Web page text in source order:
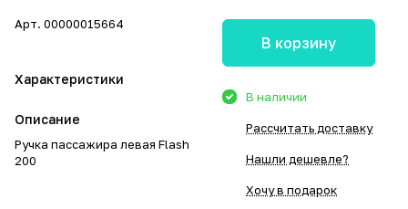
Арт. 00000015664
Характеристики
Описание
Ручка пассажира левая Flash
200
В корзину
В наличии
Рассчитать доставку
Нашли дешевле?
Хочу в подарок